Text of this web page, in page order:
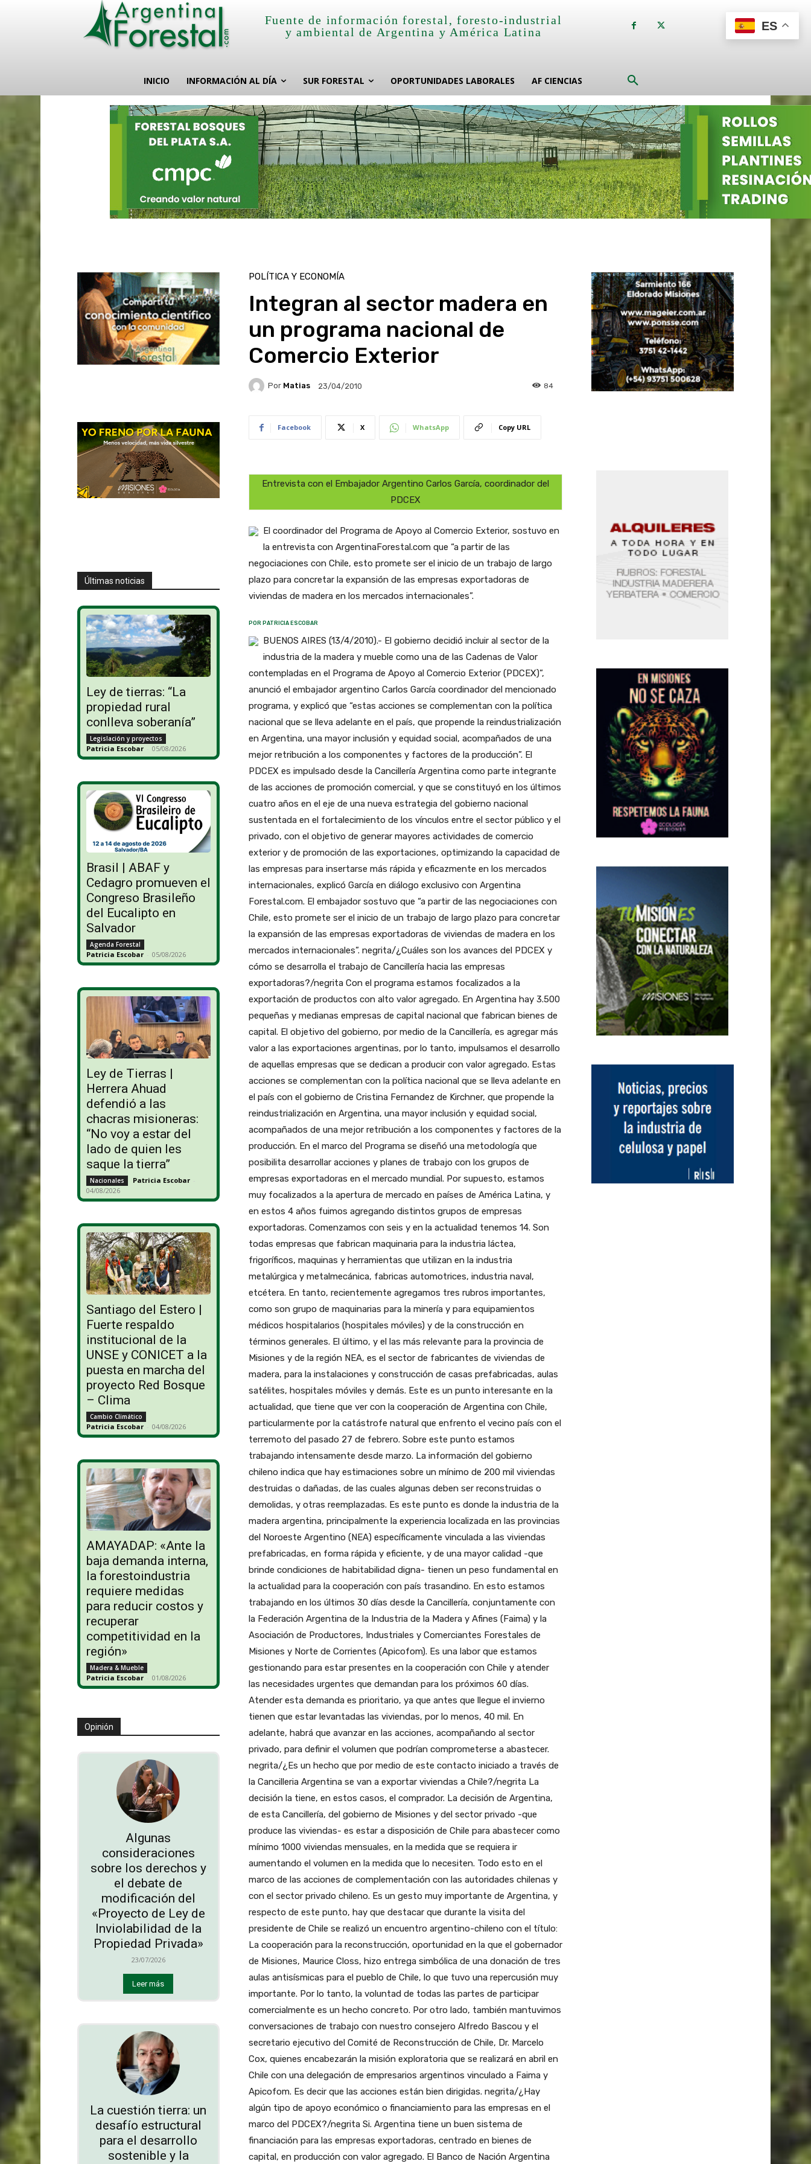
Fuente de información forestal, foresto-industrial
y ambiental de Argentina y América Latina
INICIO INFORMACIÓN AL DÍA SUR FORESTAL OPORTUNIDADES LABORALES AF CIENCIAS
Últimas noticias
Ley de tierras: “La
propiedad rural
conlleva soberanía”
Legislación y proyectos
Patricia Escobar - 05/08/2026
Brasil | ABAF y
Cedagro promueven el
Congreso Brasileño
del Eucalipto en
Salvador
Agenda Forestal
Patricia Escobar - 05/08/2026
Ley de Tierras |
Herrera Ahuad
defendió a las
chacras misioneras:
“No voy a estar del
lado de quien les
saque la tierra”
Nacionales Patricia Escobar -
04/08/2026
Santiago del Estero |
Fuerte respaldo
institucional de la
UNSE y CONICET a la
puesta en marcha del
proyecto Red Bosque
– Clima
Cambio Climático
Patricia Escobar - 04/08/2026
AMAYADAP: «Ante la
baja demanda interna,
la forestoindustria
requiere medidas
para reducir costos y
recuperar
competitividad en la
región»
Madera & Mueble
Patricia Escobar - 01/08/2026
Opinión
Algunas
consideraciones
sobre los derechos y
el debate de
modificación del
«Proyecto de Ley de
Inviolabilidad de la
Propiedad Privada»
23/07/2026
Leer más
La cuestión tierra: un
desafío estructural
para el desarrollo
sostenible y la
POLÍTICA Y ECONOMÍA
Integran al sector madera en
un programa nacional de
Comercio Exterior
Por Matias 23/04/2010 84
Facebook X WhatsApp Copy URL
Entrevista con el Embajador Argentino Carlos García, coordinador del
PDCEX
El coordinador del Programa de Apoyo al Comercio Exterior, sostuvo en
la entrevista con ArgentinaForestal.com que “a partir de las
negociaciones con Chile, esto promete ser el inicio de un trabajo de largo
plazo para concretar la expansión de las empresas exportadoras de
viviendas de madera en los mercados internacionales”.
POR PATRICIA ESCOBAR
BUENOS AIRES (13/4/2010).- El gobierno decidió incluir al sector de la
industria de la madera y mueble como una de las Cadenas de Valor
contempladas en el Programa de Apoyo al Comercio Exterior (PDCEX)”,
anunció el embajador argentino Carlos García coordinador del mencionado
programa, y explicó que “estas acciones se complementan con la política
nacional que se lleva adelante en el país, que propende la reindustrialización
en Argentina, una mayor inclusión y equidad social, acompañados de una
mejor retribución a los componentes y factores de la producción”. El
PDCEX es impulsado desde la Cancillería Argentina como parte integrante
de las acciones de promoción comercial, y que se constituyó en los últimos
cuatro años en el eje de una nueva estrategia del gobierno nacional
sustentada en el fortalecimiento de los vínculos entre el sector público y el
privado, con el objetivo de generar mayores actividades de comercio
exterior y de promoción de las exportaciones, optimizando la capacidad de
las empresas para insertarse más rápida y eficazmente en los mercados
internacionales, explicó García en diálogo exclusivo con Argentina
Forestal.com. El embajador sostuvo que “a partir de las negociaciones con
Chile, esto promete ser el inicio de un trabajo de largo plazo para concretar
la expansión de las empresas exportadoras de viviendas de madera en los
mercados internacionales”. negrita/¿Cuáles son los avances del PDCEX y
cómo se desarrolla el trabajo de Cancillería hacia las empresas
exportadoras?/negrita Con el programa estamos focalizados a la
exportación de productos con alto valor agregado. En Argentina hay 3.500
pequeñas y medianas empresas de capital nacional que fabrican bienes de
capital. El objetivo del gobierno, por medio de la Cancillería, es agregar más
valor a las exportaciones argentinas, por lo tanto, impulsamos el desarrollo
de aquellas empresas que se dedican a producir con valor agregado. Estas
acciones se complementan con la política nacional que se lleva adelante en
el país con el gobierno de Cristina Fernandez de Kirchner, que propende la
reindustrialización en Argentina, una mayor inclusión y equidad social,
acompañados de una mejor retribución a los componentes y factores de la
producción. En el marco del Programa se diseñó una metodología que
posibilita desarrollar acciones y planes de trabajo con los grupos de
empresas exportadoras en el mercado mundial. Por supuesto, estamos
muy focalizados a la apertura de mercado en países de América Latina, y
en estos 4 años fuimos agregando distintos grupos de empresas
exportadoras. Comenzamos con seis y en la actualidad tenemos 14. Son
todas empresas que fabrican maquinaria para la industria láctea,
frigoríficos, maquinas y herramientas que utilizan en la industria
metalúrgica y metalmecánica, fabricas automotrices, industria naval,
etcétera. En tanto, recientemente agregamos tres rubros importantes,
como son grupo de maquinarias para la minería y para equipamientos
médicos hospitalarios (hospitales móviles) y de la construcción en
términos generales. El último, y el las más relevante para la provincia de
Misiones y de la región NEA, es el sector de fabricantes de viviendas de
madera, para la instalaciones y construcción de casas prefabricadas, aulas
satélites, hospitales móviles y demás. Este es un punto interesante en la
actualidad, que tiene que ver con la cooperación de Argentina con Chile,
particularmente por la catástrofe natural que enfrento el vecino país con el
terremoto del pasado 27 de febrero. Sobre este punto estamos
trabajando intensamente desde marzo. La información del gobierno
chileno indica que hay estimaciones sobre un mínimo de 200 mil viviendas
destruidas o dañadas, de las cuales algunas deben ser reconstruidas o
demolidas, y otras reemplazadas. Es este punto es donde la industria de la
madera argentina, principalmente la experiencia localizada en las provincias
del Noroeste Argentino (NEA) específicamente vinculada a las viviendas
prefabricadas, en forma rápida y eficiente, y de una mayor calidad -que
brinde condiciones de habitabilidad digna- tienen un peso fundamental en
la actualidad para la cooperación con país trasandino. En esto estamos
trabajando en los últimos 30 días desde la Cancillería, conjuntamente con
la Federación Argentina de la Industria de la Madera y Afines (Faima) y la
Asociación de Productores, Industriales y Comerciantes Forestales de
Misiones y Norte de Corrientes (Apicofom). Es una labor que estamos
gestionando para estar presentes en la cooperación con Chile y atender
las necesidades urgentes que demandan para los próximos 60 días.
Atender esta demanda es prioritario, ya que antes que llegue el invierno
tienen que estar levantadas las viviendas, por lo menos, 40 mil. En
adelante, habrá que avanzar en las acciones, acompañando al sector
privado, para definir el volumen que podrían comprometerse a abastecer.
negrita/¿Es un hecho que por medio de este contacto iniciado a través de
la Cancilleria Argentina se van a exportar viviendas a Chile?/negrita La
decisión la tiene, en estos casos, el comprador. La decisión de Argentina,
de esta Cancillería, del gobierno de Misiones y del sector privado -que
produce las viviendas- es estar a disposición de Chile para abastecer como
mínimo 1000 viviendas mensuales, en la medida que se requiera ir
aumentando el volumen en la medida que lo necesiten. Todo esto en el
marco de las acciones de complementación con las autoridades chilenas y
con el sector privado chileno. Es un gesto muy importante de Argentina, y
respecto de este punto, hay que destacar que durante la visita del
presidente de Chile se realizó un encuentro argentino-chileno con el título:
La cooperación para la reconstrucción, oportunidad en la que el gobernador
de Misiones, Maurice Closs, hizo entrega simbólica de una donación de tres
aulas antisísmicas para el pueblo de Chile, lo que tuvo una repercusión muy
importante. Por lo tanto, la voluntad de todas las partes de participar
comercialmente es un hecho concreto. Por otro lado, también mantuvimos
conversaciones de trabajo con nuestro consejero Alfredo Bascou y el
secretario ejecutivo del Comité de Reconstrucción de Chile, Dr. Marcelo
Cox, quienes encabezarán la misión exploratoria que se realizará en abril en
Chile con una delegación de empresarios argentinos vinculado a Faima y
Apicofom. Es decir que las acciones están bien dirigidas. negrita/¿Hay
algún tipo de apoyo económico o financiamiento para las empresas en el
marco del PDCEX?/negrita Si. Argentina tiene un buen sistema de
financiación para las empresas exportadoras, centrado en bienes de
capital, en producción con valor agregado. El Banco de Nación Argentina
ES